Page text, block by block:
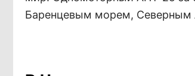
Баренцевым морем,